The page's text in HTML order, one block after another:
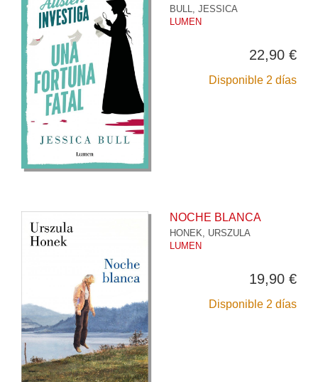
BULL, JESSICA
LUMEN
22,90 €
Disponible 2 días
NOCHE BLANCA
HONEK, URSZULA
LUMEN
19,90 €
Disponible 2 días